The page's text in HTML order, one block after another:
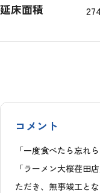
延床面積
コメント
「一度食べたら忘れ
「ラーメン大桜荏田
ただき、無事竣工と